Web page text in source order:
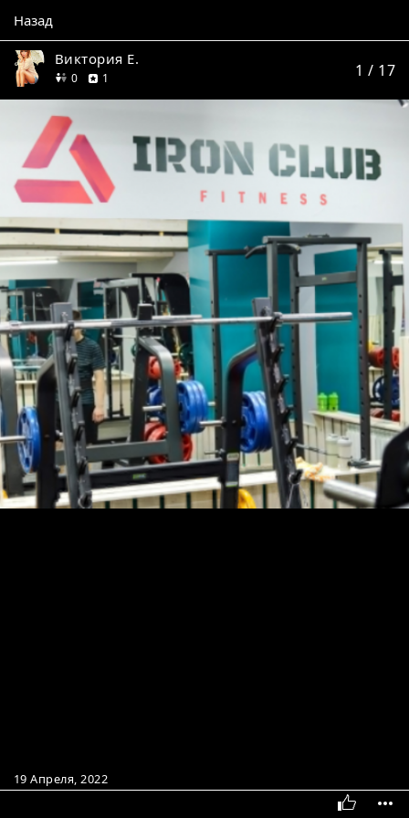
Назад
Виктория Е.
0друзей
1 1 / 17
19 Апреля, 2022